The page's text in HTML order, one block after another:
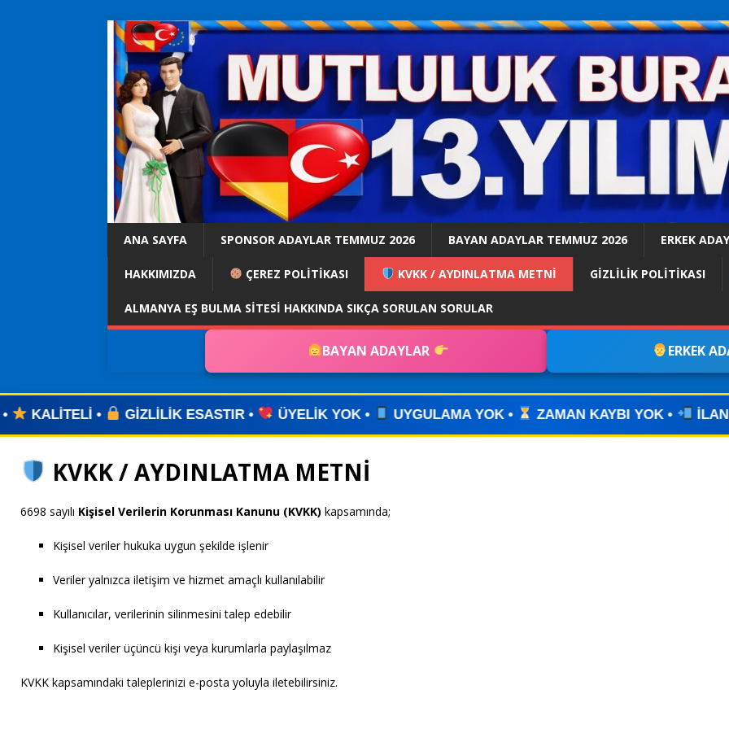
ANA SAYFA SPONSOR ADAYLAR TEMMUZ 2026 BAYAN ADAYLAR TEMMUZ 2026 ERKEK
HAKKIMIZDA ÇEREZ POLİTİKASI KVKK / AYDINLATMA METNİ GİZLİLİK POLİTİKASI
ALMANYA EŞ BULMA SITESI HAKKINDA SIKÇA SORULAN SORULAR
BAYAN ADAYLAR ERKEK
ESASTIR • ÜYELİK YOK • UYGULAMA YOK • ZAMAN KAYBI YOK • İLANINIZI YAYINLAYIN •
KVKK / AYDINLATMA METNİ
6698 sayılı Kişisel Verilerin Korunması Kanunu (KVKK) kapsamında;
Kişisel veriler hukuka uygun şekilde işlenir
Veriler yalnızca iletişim ve hizmet amaçlı kullanılabilir
Kullanıcılar, verilerinin silinmesini talep edebilir
Kişisel veriler üçüncü kişi veya kurumlarla paylaşılmaz
KVKK kapsamındaki taleplerinizi e-posta yoluyla iletebilirsiniz.